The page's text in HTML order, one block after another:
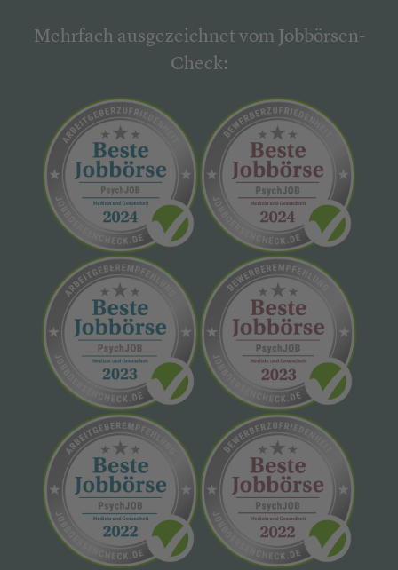
Mehrfach ausgezeichnet vom Jobbörsen-
Check: